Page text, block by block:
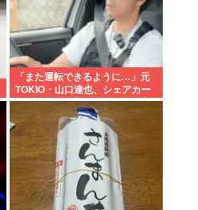
「また運転できるように…」元
TOKIO・山口達也、シェアカー
運転&ギター演奏姿にファン感動